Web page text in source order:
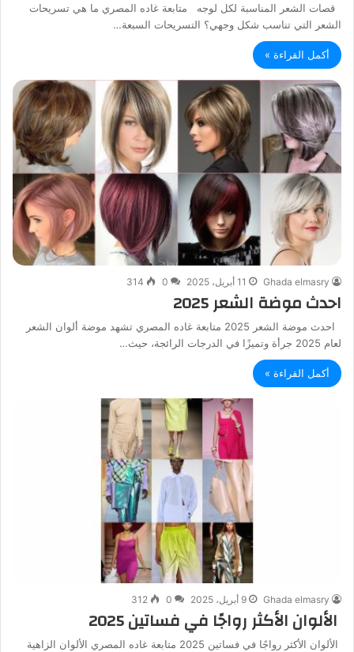
قصات الشعر المناسبة لكل لوجه متابعة غاده المصري ما هي تسريحات
الشعر التي تناسب شكل وجهي؟ التسريحات السبعة…
أكمل القراءة »
Ghada elmasry 11 أبريل، 2025 0
314
احدث موضة الشعر 2025
احدث موضة الشعر 2025 متابعة غاده المصري تشهد موضة ألوان الشعر
لعام 2025 جرأة وتميزًا في الدرجات الرائجة، حيث…
أكمل القراءة »
Ghada elmasry 9 أبريل، 2025 0
312
الألوان الأكثر رواجًا في فساتين 2025
الألوان الأكثر رواجًا في فساتين 2025 متابعة غاده المصري الألوان الزاهية